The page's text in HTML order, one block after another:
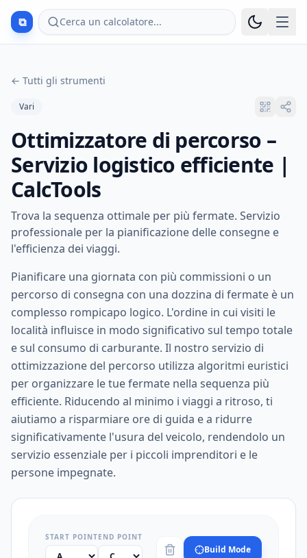
⧉ Cerca un calcolatore...
← Tutti gli strumenti
Vari
Ottimizzatore di percorso –
Servizio logistico efficiente |
CalcTools
Trova la sequenza ottimale per più fermate. Servizio
professionale per la pianificazione delle consegne e
l'efficienza dei viaggi.
Pianificare una giornata con più commissioni o un
percorso di consegna con una dozzina di fermate è un
complesso rompicapo logico. L'ordine in cui visiti le
località influisce in modo significativo sul tempo totale
e sul consumo di carburante. Il nostro servizio di
ottimizzazione del percorso utilizza algoritmi euristici
per organizzare le tue fermate nella sequenza più
efficiente. Riducendo al minimo i viaggi a ritroso, ti
aiutiamo a risparmiare ore di guida e a ridurre
significativamente l'usura del veicolo, rendendolo un
servizio essenziale per i piccoli imprenditori e le
persone impegnate.
START POINTEND POINT
Build Mode